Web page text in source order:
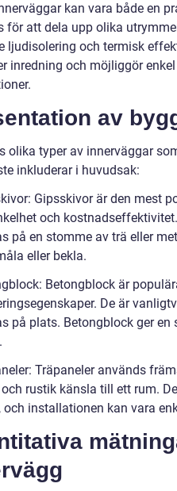
kan vara både en
för att dela upp olika
ljudisolering och termisk
inredning och möjliggör
av
olika typer av innerväggar
inkluderar i huvudsak:
Gipsskivor är den mest
och
på en stomme av trä eller
eller bekla.
Betongblock är
De är
på plats. Betongblock ger
Träpaneler används
rustik känsla till ett rum.
installationen kan vara